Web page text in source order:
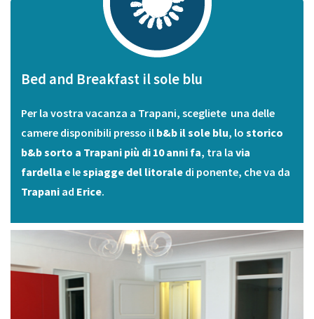
Bed and Breakfast il sole blu
Per la vostra vacanza a Trapani, scegliete una delle
camere disponibili presso il b&b il sole blu, lo storico
b&b sorto a Trapani più di 10 anni fa, tra la via
fardella e lespiagge del litorale di ponente, che va da
Trapani ad Erice.